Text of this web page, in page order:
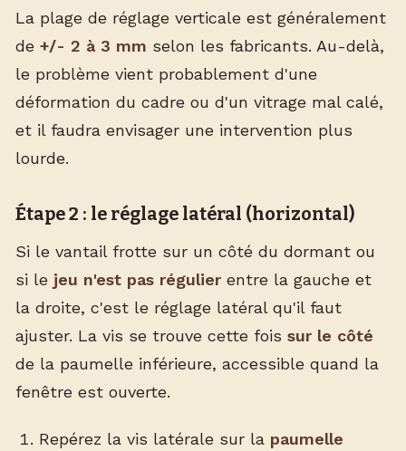
La plage de réglage verticale est généralement
de +/- 2 à 3 mm selon les fabricants. Au-delà,
le problème vient probablement d'une
déformation du cadre ou d'un vitrage mal calé,
et il faudra envisager une intervention plus
lourde.
Étape 2 : le réglage latéral (horizontal)
Si le vantail frotte sur un côté du dormant ou
si le jeu n'est pas régulier entre la gauche et
la droite, c'est le réglage latéral qu'il faut
ajuster. La vis se trouve cette fois sur le côté
de la paumelle inférieure, accessible quand la
fenêtre est ouverte.
Repérez la vis latérale sur la paumelle